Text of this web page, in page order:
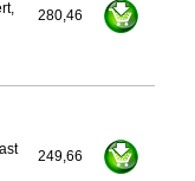
280,46
249,66